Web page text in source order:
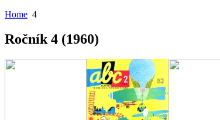
Home 4
Ročník 4 (1960)